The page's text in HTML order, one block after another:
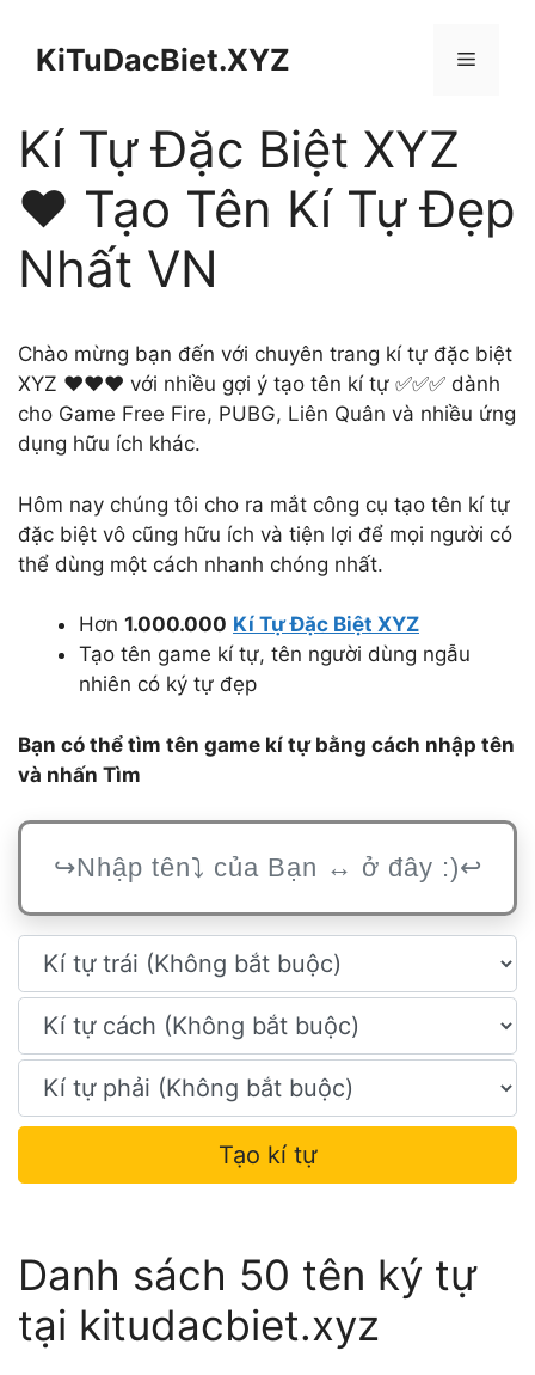
KiTuDacBiet.XYZ Menu
Kí Tự Đặc Biệt XYZ
❤️ Tạo Tên Kí Tự Đẹp
Nhất VN
Chào mừng bạn đến với chuyên trang kí tự đặc biệt
XYZ ❤️❤️❤️ với nhiều gợi ý tạo tên kí tự ✅✅✅ dành
cho Game Free Fire, PUBG, Liên Quân và nhiều ứng
dụng hữu ích khác.
Hôm nay chúng tôi cho ra mắt công cụ tạo tên kí tự
đặc biệt vô cũng hữu ích và tiện lợi để mọi người có
thể dùng một cách nhanh chóng nhất.
Hơn 1.000.000 Kí Tự Đặc Biệt XYZ
Tạo tên game kí tự, tên người dùng ngẫu
nhiên có ký tự đẹp
Bạn có thể tìm tên game kí tự bằng cách nhập tên
và nhấn Tìm
Tạo kí tự
Danh sách 50 tên ký tự
tại kitudacbiet.xyz